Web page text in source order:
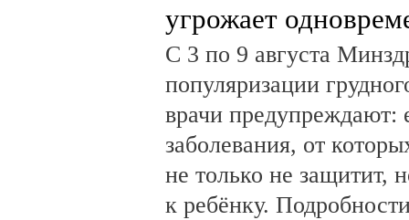
угрожает
С 3 по 9 августа
популяризации
врачи предупреждают:
заболевания, от
не только не защитит,
к ребёнку.